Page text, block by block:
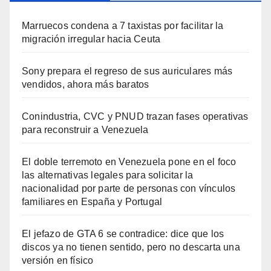
Marruecos condena a 7 taxistas por facilitar la
migración irregular hacia Ceuta
Sony prepara el regreso de sus auriculares más
vendidos, ahora más baratos
Conindustria, CVC y PNUD trazan fases operativas
para reconstruir a Venezuela
El doble terremoto en Venezuela pone en el foco
las alternativas legales para solicitar la
nacionalidad por parte de personas con vínculos
familiares en España y Portugal
El jefazo de GTA 6 se contradice: dice que los
discos ya no tienen sentido, pero no descarta una
versión en físico